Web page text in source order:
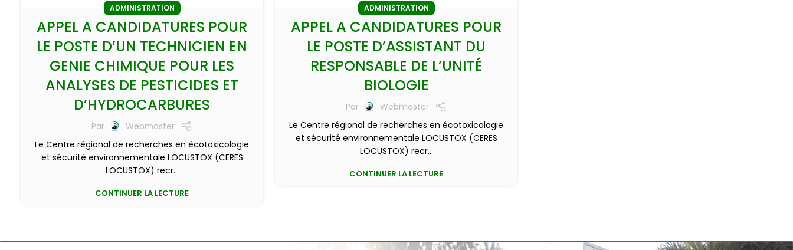
ADMINISTRATION
APPEL A CANDIDATURES POUR
LE POSTE D’UN TECHNICIEN EN
GENIE CHIMIQUE POUR LES
ANALYSES DE PESTICIDES ET
D’HYDROCARBURES
Par
Webmaster
Le Centre régional de recherches en écotoxicologie
et sécurité environnementale LOCUSTOX (CERES
LOCUSTOX) recr...
CONTINUER LA LECTURE
ADMINISTRATION
APPEL A CANDIDATURES POUR
LE POSTE D’ASSISTANT DU
RESPONSABLE DE L’UNITÉ
BIOLOGIE
Par
Webmaster
Le Centre régional de recherches en écotoxicologie
et sécurité environnementale LOCUSTOX (CERES
LOCUSTOX) recr...
CONTINUER LA LECTURE